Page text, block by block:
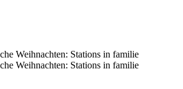
Weihnachten: Stations in familie
Weihnachten: Stations in familie